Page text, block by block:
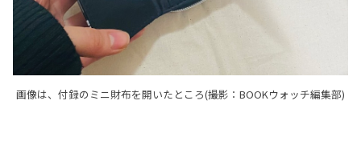
画像は、付録のミニ財布を開いたところ(撮影：BOOKウォッチ編集部)